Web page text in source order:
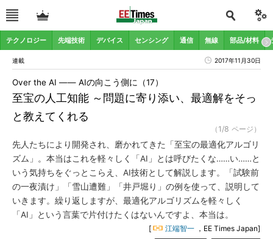
テクノロジー 先端技術 デバイス センシング 通信 無線 部品/材料
連載 2017年11月30日
至宝の人工知能 ～問題に寄り添い、最適解をそっ
と教えてくれる
Over the AI ―― AIの向こう側に（17）
（1/8 ページ）
先人たちにより開発され、磨かれてきた「至宝の最適化アルゴリ
ズム」。本当はこれを軽々しく「AI」とは呼びたくな……い……と
いう気持ちをぐっとこらえ、AI技術として解説します。「試験前
の一夜漬け」「雪山遭難」「井戸堀り」の例を使って、説明して
いきます。繰り返しますが、最適化アルゴリズムを軽々しく
「AI」という言葉で片付けたくはないんですよ、本当は。
[ 江端智一 ，EE Times Japan]